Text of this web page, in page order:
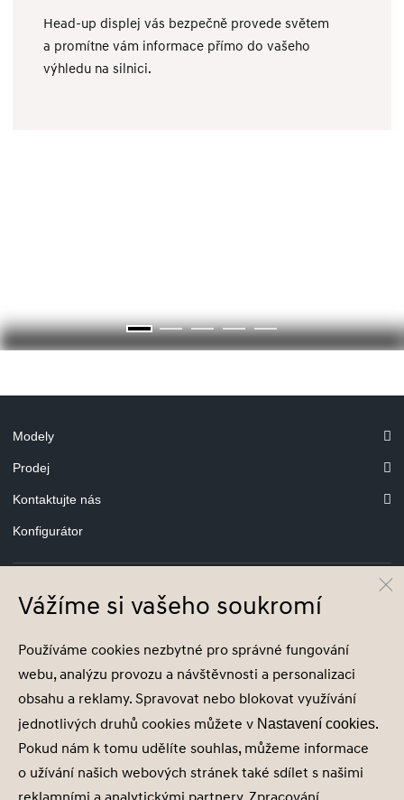
Head-up displej vás bezpečně provede světem
a promítne vám informace přímo do vašeho
výhledu na silnici.
Modely
Prodej
Kontaktujte nás
Konfigurátor
Infocentrum
800 800 900
Společnost je zapsána v obchodním rejstříku vedeném u Městského soudu v
Praze, oddíl C, vložka 202215, IČ 29127289
Nastavení cookies
Vážíme si vašeho soukromí
Používáme cookies nezbytné pro správné fungování
webu, analýzu provozu a návštěvnosti a personalizaci
obsahu a reklamy. Spravovat nebo blokovat využívání
jednotlivých druhů cookies můžete v Nastavení cookies.
Pokud nám k tomu udělíte souhlas, můžeme informace
o užívání našich webových stránek také sdílet s našimi